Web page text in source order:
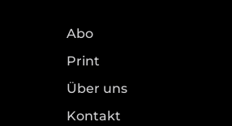
Abo
Print
Über uns
Kontakt